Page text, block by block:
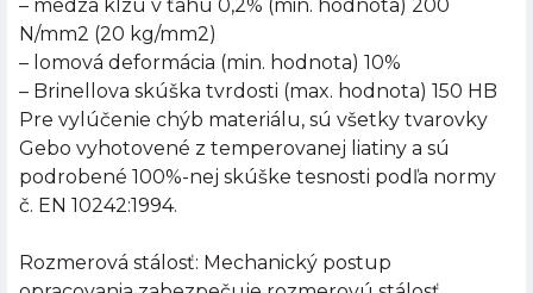
– medza klzu v ťahu 0,2% (min. hodnota) 200
N/mm2 (20 kg/mm2)
– lomová deformácia (min. hodnota) 10%
– Brinellova skúška tvrdosti (max. hodnota) 150 HB
Pre vylúčenie chýb materiálu, sú všetky tvarovky
Gebo vyhotovené z temperovanej liatiny a sú
podrobené 100%-nej skúške tesnosti podľa normy
č. EN 10242:1994.
Rozmerová stálosť: Mechanický postup